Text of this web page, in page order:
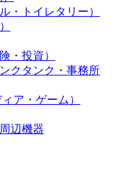
・トイレタリー）
・投資）
クタンク・事務所
ア・ゲーム）
辺機器